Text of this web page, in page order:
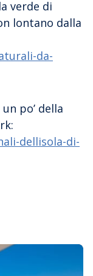
verde di
lontano dalla
da-
po’ della
dellisola-di-